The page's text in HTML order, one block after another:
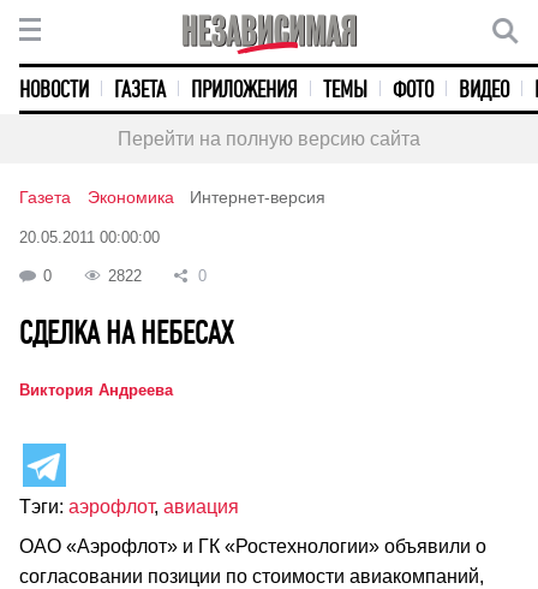
НОВОСТИ ГАЗЕТА ПРИЛОЖЕНИЯ ТЕМЫ ФОТО ВИДЕО
Перейти на полную версию сайта
Газета Экономика Интернет-версия
20.05.2011 00:00:00
0 2822 0
СДЕЛКА НА НЕБЕСАХ
Виктория Андреева
Тэги: аэрофлот, авиация
ОАО «Аэрофлот» и ГК «Ростехнологии» объявили о
согласовании позиции по стоимости авиакомпаний,